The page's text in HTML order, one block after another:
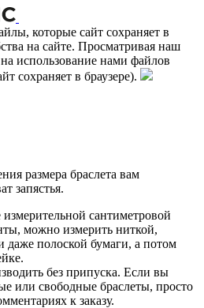
которые сайт сохраняет в
на сайте. Просматривая наш
использование нами файлов
сохраняет в браузере).
размера браслета вам
запястья.
измерительной сантиметровой
можно измерить ниткой,
даже полоской бумаги, а потом
без припуска. Если вы
или свободные браслеты, просто
к заказу.